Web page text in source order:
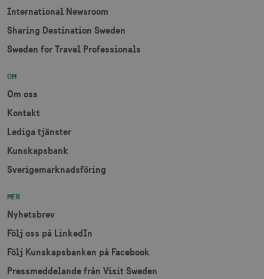
International Newsroom
Sharing Destination Sweden
Sweden for Travel Professionals
OM
Om oss
Kontakt
Lediga tjänster
Kunskapsbank
Sverigemarknadsföring
MER
Nyhetsbrev
Följ oss på LinkedIn
Följ Kunskapsbanken på Facebook
Pressmeddelande från Visit Sweden
li_gc